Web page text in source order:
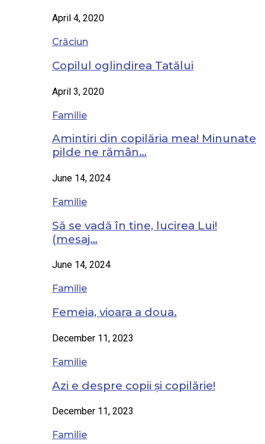
April 4, 2020
Crăciun
Copilul oglindirea Tatălui
April 3, 2020
Familie
Amintiri din copilăria mea! Minunate
pilde ne rămân…
June 14, 2024
Familie
Să se vadă în tine, lucirea Lui!
(mesaj…
June 14, 2024
Familie
Femeia, vioara a doua.
December 11, 2023
Familie
Azi e despre copii și copilărie!
December 11, 2023
Familie